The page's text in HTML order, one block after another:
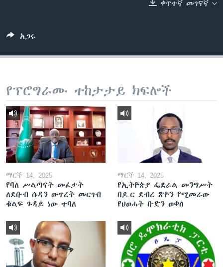
ቋንቋዎች
ቀጥተኛ መገናኛ
አጋሩ
የፕሮግራሙ ተከታታይ ክፍሎች
ማርች 14, 2025
የባለ ሥልጣናት መፈታት
ለደቡብ ሱዳን ውጥረት መርገብ
ቁልፍ ጉዳይ ነው ተባለ
ማርች 14, 2025
የኢትዮጵያ ፌደራል መንግሥት
በዶ.ር ደብረ ጽዮን የሚመራው
የህወሓት ቡድን ወቀሰ